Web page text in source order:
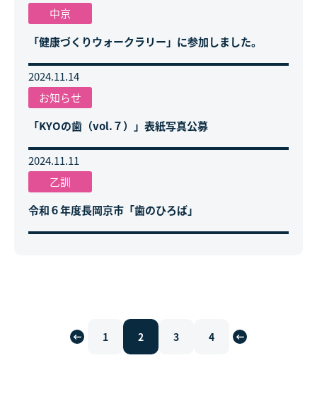
中京
「健康づくりウォークラリー」に参加しました。
2024.11.14
お知らせ
「KYOの歯（vol.７）」表紙写真公募
2024.11.11
乙訓
令和６年度長岡京市「歯のひろば」
1 2 3 4